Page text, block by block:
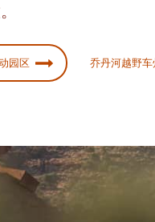
园区 乔丹河越野